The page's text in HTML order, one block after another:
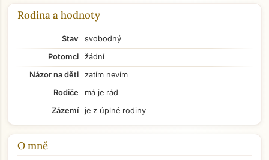
Přejít na hlavní obsah
Rodina a hodnoty
Stav
svobodný
Potomci
žádní
Názor na děti
zatím nevím
Rodiče
má je rád
Zázemí
je z úplné rodiny
O mně